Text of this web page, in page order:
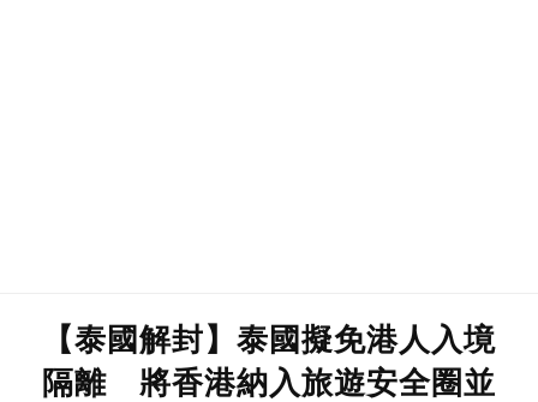
【泰國解封】泰國擬免港人入境
隔離 將香港納入旅遊安全圈並